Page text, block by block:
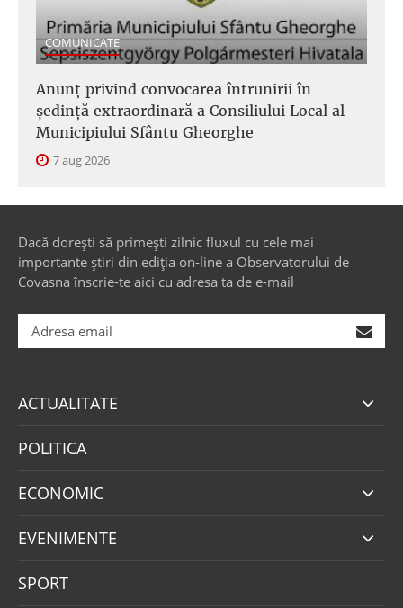
COMUNICATE
Anunţ privind convocarea întrunirii în
şedinţă extraordinară a Consiliului Local al
Municipiului Sfântu Gheorghe
7 aug 2026
Dacă dorești să primești zilnic fluxul cu cele mai
importante știri din ediția on-line a Observatorului de
Covasna înscrie-te aici cu adresa ta de e-mail
ACTUALITATE
POLITICA
ECONOMIC
EVENIMENTE
SPORT